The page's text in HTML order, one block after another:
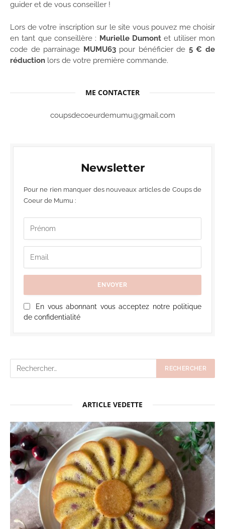
guider et de vous conseiller !
Lors de votre inscription sur le site vous pouvez me choisir
en tant que conseillère : Murielle Dumont et utiliser mon
code de parrainage MUMU63pour bénéficier de 5 € de
réduction lors de votre première commande.
ME CONTACTER
coupsdecoeurdemumu@gmail.com
Newsletter
Pour ne rien manquer des nouveaux articles de Coups de
Coeur de Mumu :
En vous abonnant vous acceptez notre politique
de confidentialité
ARTICLE VEDETTE